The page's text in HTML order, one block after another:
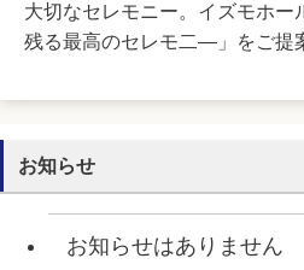
大切なセレモニー。イズモホー
残る最高のセレモ二―」をご提
お知らせ
お知らせはありません